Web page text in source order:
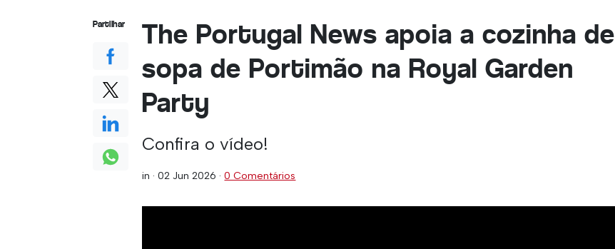
The Portugal News apoia a cozinha de
sopa de Portimão na Royal Garden
Party
Confira o vídeo!
in ·02 Jun 2026 ·0 Comentários
Partilhar